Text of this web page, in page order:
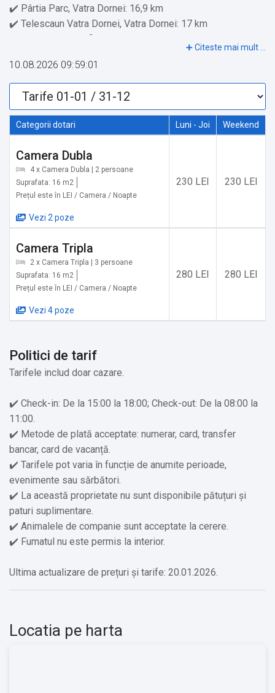
✔️ Pârtia Parc, Vatra Dornei: 16,9 km
✔️ Telescaun Vatra Dornei, Vatra Dornei: 17 km
✔️ Muzeul Etnografic, Vatra Dornei: 17,2 km
✔️ Muzeul de Științe ale Naturii și Cinegetică, Vatra Dornei:
17,2 km
✔️ Pârtia Veverița, Vatra Dornei: 17,8 km
✔️ Rezervația de Turbă Tinovul Mare, Poiana Stampei: 22,6
km
✔️ Cheile Bistritei, Sunători: 36,8 km
✔️ Rezervația naturală Pietrele Doamnei: 52,1 km
Servicii suplimentare incluse in pret:
✔️ Etaje superioare accesibile doar pe scări
Alte servicii oferite contra cost:
✔️ Cadă cu hidromasaj/jacuzzi (Cost suplimentar)
10.08.2026 09:59:01
Categorii dotari Luni - Joi Weekend
Camera Dubla
4 x Camera Dubla | 2 persoane
Suprafata: 16 m2
Prețul este în LEI / Camera / Noapte
Vezi 2 poze
230 LEI 230 LEI
Camera Tripla
2 x Camera Tripla | 3 persoane
Suprafata: 16 m2
Prețul este în LEI / Camera / Noapte
Vezi 4 poze
280 LEI 280 LEI
Politici de tarif
Tarifele includ doar cazare.
✔️ Check-in: De la 15:00 la 18:00; Check-out: De la 08:00 la
11:00.
✔️ Metode de plată acceptate: numerar, card, transfer
bancar, card de vacanță.
✔️ Tarifele pot varia în funcție de anumite perioade,
evenimente sau sărbători.
✔️ La această proprietate nu sunt disponibile pătuțuri și
paturi suplimentare.
✔️ Animalele de companie sunt acceptate la cerere.
✔️ Fumatul nu este permis la interior.
Ultima actualizare de prețuri și tarife: 20.01.2026.
Locatia pe harta